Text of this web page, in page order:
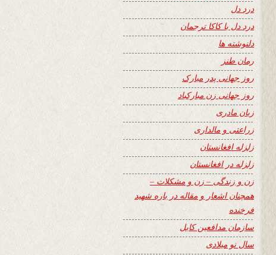
درد دل
درد دل با کاکا ترجمان
دلنوشته ها
رمان طنز
روز جهانی پدر مبارک
روز جهانی زن مبارکباد
زبان مادری
زراعتی و مالداری
زلزله افغانستان
زلزله در افغانستان
زن و زندگی – زن و مشکلات –
همچنان اشعار و مقاله در باره شهید
فرخنده
سازمان مدافعین کابل
سال نو میلادی